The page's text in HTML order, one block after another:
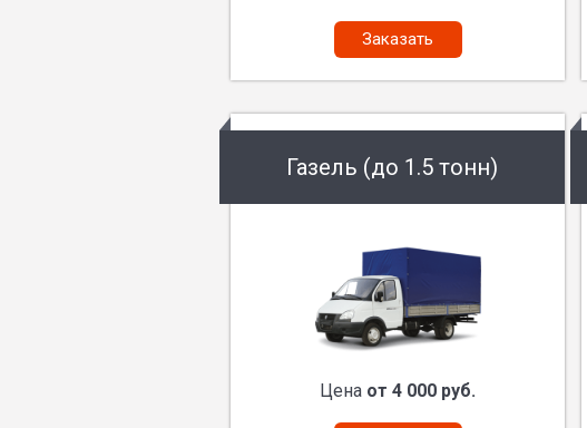
Заказать
Газель (до 1.5 тонн)
Цена от 4 000 руб.